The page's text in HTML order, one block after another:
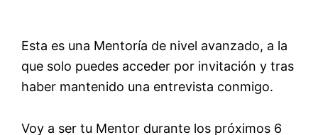
Esta es una Mentoría de nivel avanzado, a la
que solo puedes acceder por invitación y tras
haber mantenido una entrevista conmigo.
Voy a ser tu Mentor durante los próximos 6